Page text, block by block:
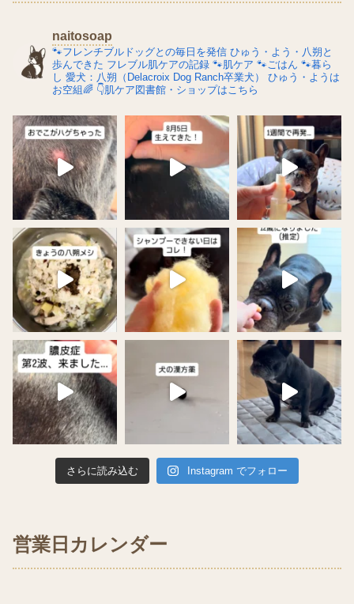
naitosoap
🐾フレンチブルドッグとの毎日を発信 ひゅう・よう・八朔と
歩んできた フレブル肌ケアの記録 🐾肌ケア 🐾ごはん 🐾暮ら
し 愛犬：八朔（Delacroix Dog Ranch卒業犬）
ひゅう・ようは
お空組🌈 👇肌ケア図書館・ショップはこちら
さらに読み込む Instagram でフォロー
営業日カレンダー